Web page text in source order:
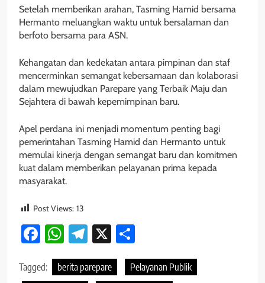
Setelah memberikan arahan, Tasming Hamid bersama
Hermanto meluangkan waktu untuk bersalaman dan
berfoto bersama para ASN.
Kehangatan dan kedekatan antara pimpinan dan staf
mencerminkan semangat kebersamaan dan kolaborasi
dalam mewujudkan Parepare yang Terbaik Maju dan
Sejahtera di bawah kepemimpinan baru.
Apel perdana ini menjadi momentum penting bagi
pemerintahan Tasming Hamid dan Hermanto untuk
memulai kinerja dengan semangat baru dan komitmen
kuat dalam memberikan pelayanan prima kepada
masyarakat.
Post Views: 13
Facebook
WhatsApp
Telegram
X
Tagged: berita parepare Pelayanan Publik